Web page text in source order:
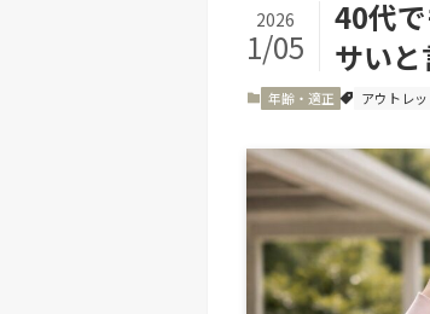
40代
サい
2026
1/05
年齢・適正 アウトレッ